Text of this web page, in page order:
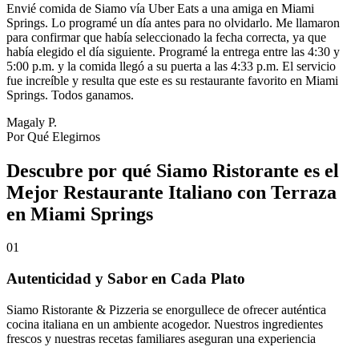
Envié comida de Siamo vía Uber Eats a una amiga en Miami
Springs. Lo programé un día antes para no olvidarlo. Me llamaron
para confirmar que había seleccionado la fecha correcta, ya que
había elegido el día siguiente. Programé la entrega entre las 4:30 y
5:00 p.m. y la comida llegó a su puerta a las 4:33 p.m. El servicio
fue increíble y resulta que este es su restaurante favorito en Miami
Springs. Todos ganamos.
Magaly P.
Por Qué Elegirnos
Descubre por qué Siamo Ristorante es el
Mejor Restaurante Italiano con Terraza
en Miami Springs
01
Autenticidad y Sabor en Cada Plato
Siamo Ristorante & Pizzeria se enorgullece de ofrecer auténtica
cocina italiana en un ambiente acogedor. Nuestros ingredientes
frescos y nuestras recetas familiares aseguran una experiencia